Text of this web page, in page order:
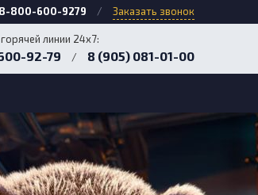
8-800-600-9279 / Заказать звонок
линии 24х7:
92-79 / 8 (905) 081-01-00